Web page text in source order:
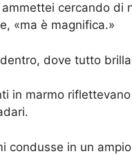
ammettei cercando di
«ma è magnifica.»
dove tutto
in marmo
condusse in un